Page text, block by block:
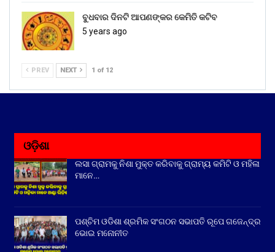
ବୁଧବାର ଦିନଟି ଆପଣଙ୍କର କେମିତି କଟିବ
5 years ago
PREV NEXT 1 of 12
ଓଡ଼ିଶା
ଲସା ଗ୍ରାମକୁ ନିଶା ମୁକ୍ତ କରିବାକୁ ଗ୍ରାମ୍ୟ କମିଟି ଓ ମହିଳା
ମାନେ…
ପଶ୍ଚିମ ଓଡିଶା ଶ୍ରମିକ ସଂଗଠନ ସଭାପତି ରୂପେ ଗଜେନ୍ଦ୍ର
ଭୋଇ ମନୋନୀତ